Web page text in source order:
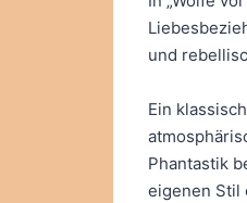
und
Ein
Phantastik
eigenen Stil